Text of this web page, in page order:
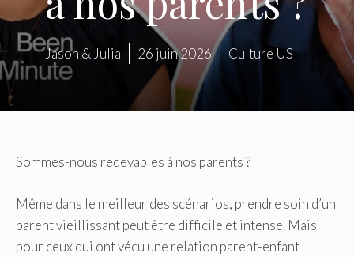
Jason & Julia 26 juin 2026 Culture US
Sommes-nous redevables à nos parents ?
Même dans le meilleur des scénarios, prendre soin d’un
parent vieillissant peut être difficile et intense. Mais
pour ceux qui ont vécu une relation parent-enfant